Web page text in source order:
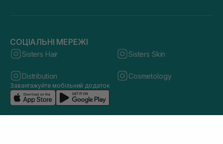
СОЦІАЛЬНІ МЕРЕЖІ
Sisters Hair Sisters Skin
Distribution Cosmetology
Завантажуйте мобільний додаток